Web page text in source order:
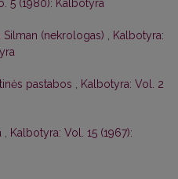
5 (1980): Kalbotyra
Silman (nekrologas)
Kalbotyra:
pastabos
Kalbotyra: Vol. 2
Kalbotyra: Vol. 15 (1967):